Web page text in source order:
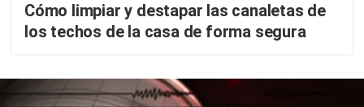
Cómo limpiar y destapar las canaletas de
los techos de la casa de forma segura